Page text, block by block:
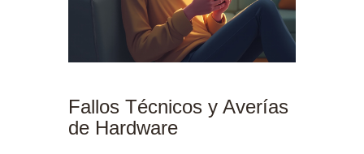
Fallos Técnicos y Averías
de Hardware